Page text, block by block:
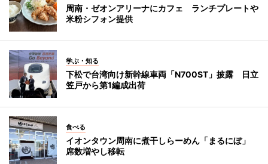
周南・ゼオンアリーナにカフェ ランチプレートや
米粉シフォン提供
学ぶ・知る
下松で台湾向け新幹線車両「N700ST」披露 日立
笠戸から第1編成出荷
食べる
イオンタウン周南に煮干しらーめん「まるにぼ」
席数増やし移転